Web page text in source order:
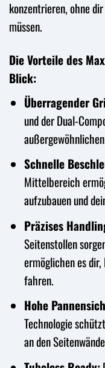
konzentrieren, ohne
müssen.
Die Vorteile des
Blick:
Überragender
und der Dual-
Schnelle
Mittelbereich
aufzubauen und
Präzises
Seitenstollen
ermöglichen es
fahren.
Hohe
Technologie
an den